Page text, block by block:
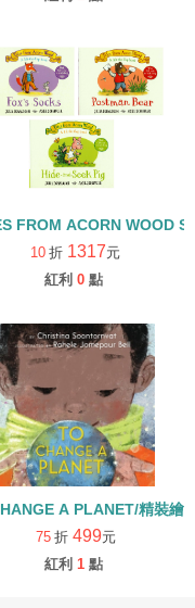
FROM ACORN WOOD
10 折 1317元
紅利 0 點
生活日常組/
A PLANET/精裝繪
75 折 499元
紅利 1 點